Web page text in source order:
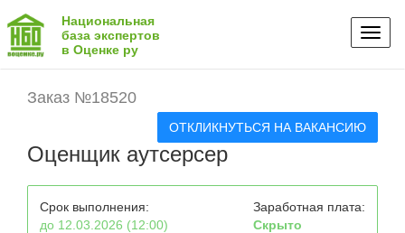
Национальная
база экспертов
в Оценке ру
Заказ №18520
ОТКЛИКНУТЬСЯ НА ВАКАНСИЮ
Оценщик аутсерсер
Срок выполнения:
до 12.03.2026 (12:00)
Заработная плата:
Скрыто